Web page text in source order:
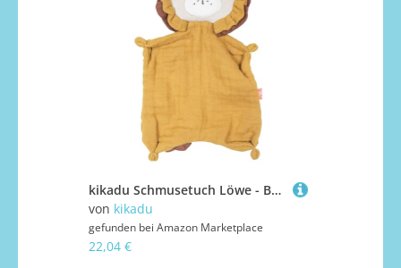
kikadu Schmusetuch Löwe - Babyspielzeug aus 100% GOTS-zertifizierter Bio-Baumwolle
von kikadu
gefunden bei Amazon Marketplace
22,04 €